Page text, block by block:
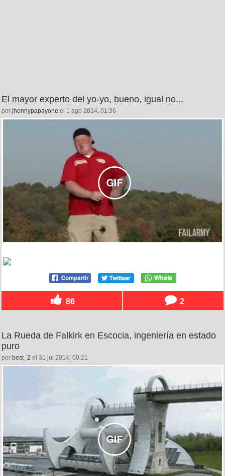
El mayor experto del yo-yo, bueno, igual no...
por jhonnypapayone el 1 ago 2014, 01:36
86 2
La Rueda de Falkirk en Escocia, ingeniería en estado
puro
por best_2 el 31 jul 2014, 00:21